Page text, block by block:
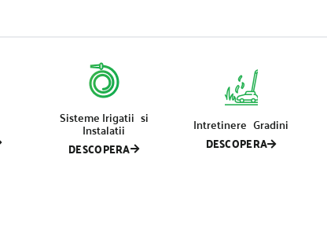
Sisteme Irigatii si
Instalatii
DESCOPERA
Intretinere Gradini
DESCOPERA